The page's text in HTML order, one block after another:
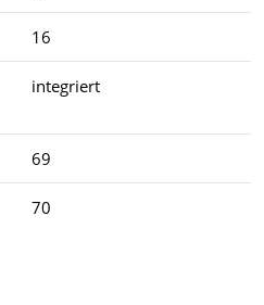
16
integriert
69
70